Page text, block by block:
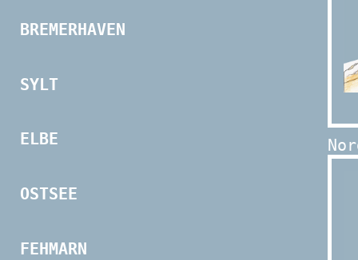
BREMERHAVEN
SYLT
ELBE
OSTSEE
FEHMARN